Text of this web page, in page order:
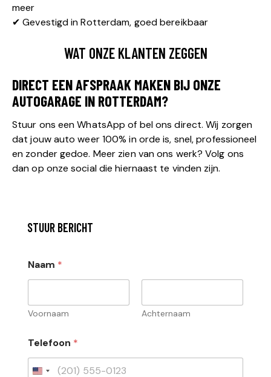
meer
✔ Gevestigd in Rotterdam, goed bereikbaar
WAT ONZE KLANTEN ZEGGEN
DIRECT EEN AFSPRAAK MAKEN BIJ ONZE
AUTOGARAGE IN ROTTERDAM?
Stuur ons een WhatsApp of bel ons direct. Wij zorgen
dat jouw auto weer 100% in orde is, snel, professioneel
en zonder gedoe. Meer zien van ons werk? Volg ons
dan op onze social die hiernaast te vinden zijn.
STUUR BERICHT
Naam *
Voornaam Achternaam
Telefoon *